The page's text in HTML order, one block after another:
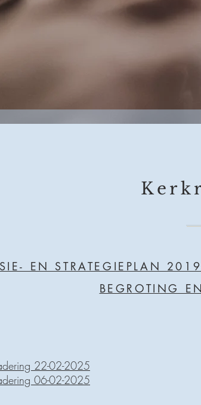
EN STRATEGIEPLAN
BEGROTING
22-02-2025
06-02-2025